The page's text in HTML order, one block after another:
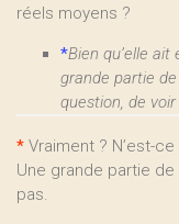
réels moyens ?
*Bien qu’elle
grande partie
question, de
* Vraiment ? N’est-
Une grande partie
pas.